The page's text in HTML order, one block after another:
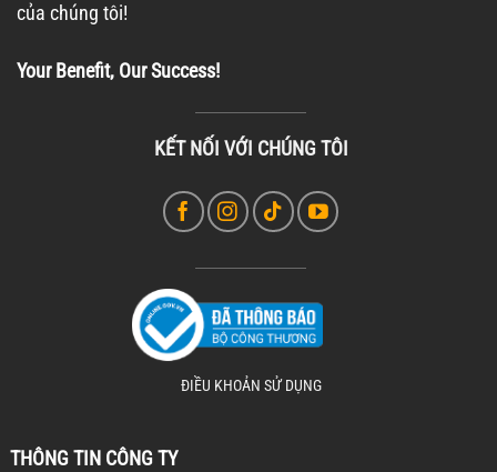
của chúng tôi!
Your Benefit, Our Success!
KẾT NỐI VỚI CHÚNG TÔI
ĐIỀU KHOẢN SỬ DỤNG
THÔNG TIN CÔNG TY